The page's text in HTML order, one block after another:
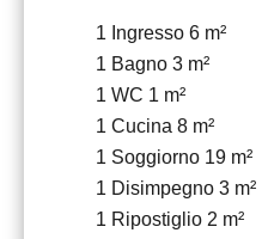
1 Ingresso 6 m²
1 Bagno 3 m²
1 WC 1 m²
1 Cucina 8 m²
1 Soggiorno 19 m²
1 Disimpegno 3 m²
1 Ripostiglio 2 m²